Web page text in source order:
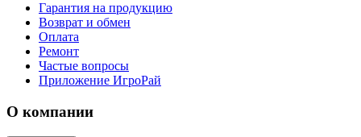
Гарантия на продукцию
Возврат и обмен
Оплата
Ремонт
Частые вопросы
Приложение ИгроРай
О компании